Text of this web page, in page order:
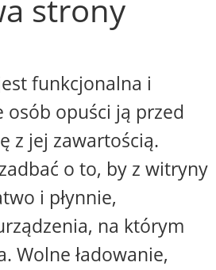
strony
funkcjonalna i
osób opuści ją przed
z jej zawartością.
o to, by z witryny
i płynnie,
na którym
Wolne ładowanie,